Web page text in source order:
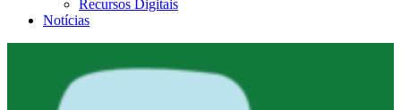
Recursos Digitais
Notícias